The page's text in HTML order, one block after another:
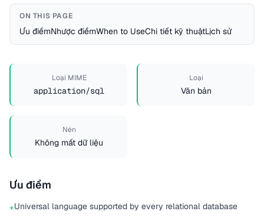
ON THIS PAGE
Ưu điểmNhược điểmWhen to UseChi tiết kỹ thuậtLịch sử
Loại MIME
application/sql
Loại
Văn bản
Nén
Không mất dữ liệu
Ưu điểm
+Universal language supported by every relational database